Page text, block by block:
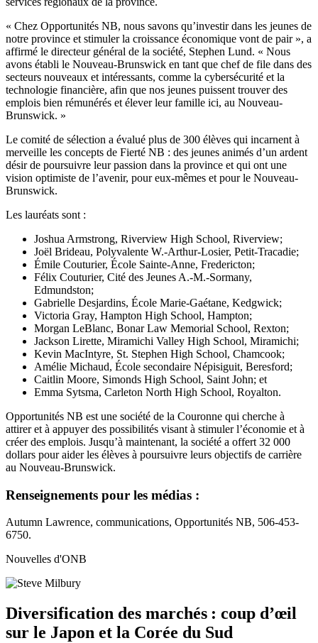
« Chez Opportunités NB, nous savons qu’investir dans les jeunes de
notre province et stimuler la croissance économique vont de pair », a
affirmé le directeur général de la société, Stephen Lund. « Nous
avons établi le Nouveau-Brunswick en tant que chef de file dans des
secteurs nouveaux et intéressants, comme la cybersécurité et la
technologie financière, afin que nos jeunes puissent trouver des
emplois bien rémunérés et élever leur famille ici, au Nouveau-
Brunswick. »
Le comité de sélection a évalué plus de 300 élèves qui incarnent à
merveille les concepts de Fierté NB : des jeunes animés d’un ardent
désir de poursuivre leur passion dans la province et qui ont une
vision optimiste de l’avenir, pour eux-mêmes et pour le Nouveau-
Brunswick.
Les lauréats sont :
Joshua Armstrong, Riverview High School, Riverview;
Joël Brideau, Polyvalente W.-Arthur-Losier, Petit-Tracadie;
Émile Couturier, École Sainte-Anne, Fredericton;
Félix Couturier, Cité des Jeunes A.-M.-Sormany,
Edmundston;
Gabrielle Desjardins, École Marie-Gaétane, Kedgwick;
Victoria Gray, Hampton High School, Hampton;
Morgan LeBlanc, Bonar Law Memorial School, Rexton;
Jackson Lirette, Miramichi Valley High School, Miramichi;
Kevin MacIntyre, St. Stephen High School, Chamcook;
Amélie Michaud, École secondaire Népisiguit, Beresford;
Caitlin Moore, Simonds High School, Saint John; et
Emma Sytsma, Carleton North High School, Royalton.
Opportunités NB est une société de la Couronne qui cherche à
attirer et à appuyer des possibilités visant à stimuler l’économie et à
créer des emplois. Jusqu’à maintenant, la société a offert 32 000
dollars pour aider les élèves à poursuivre leurs objectifs de carrière
au Nouveau-Brunswick.
Renseignements pour les médias :
Autumn Lawrence, communications, Opportunités NB, 506-453-
6750.
Nouvelles d'ONB
Diversification des marchés : coup d’œil
sur le Japon et la Corée du Sud